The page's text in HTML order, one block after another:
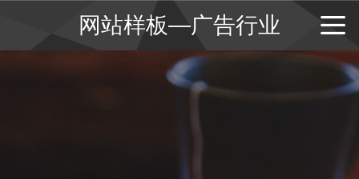
网站样板—广告行业